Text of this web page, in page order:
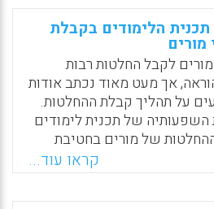
בהתנגדות לאמץ את תוכנית
ולהפעיל בתי ספר פרטיים.
סוגי תגובות להתנגדות זו:
מאחריות; תמרוץ כלכלי
שונים של האוכלוסייה
למערכת החינוך באופן
X
הלימודים בקבלת
לקבל החלטות רבות
אך מעט מאוד נכתב אודות
על תהליך קבלת ההחלטות.
השפעותיה של תכנית לימודים
של מורים בחטיבת
מיוחד. מן המחקר עלה
מובנית סייע רבות
ובכך הקל על עבודתם.
קראו עוד...